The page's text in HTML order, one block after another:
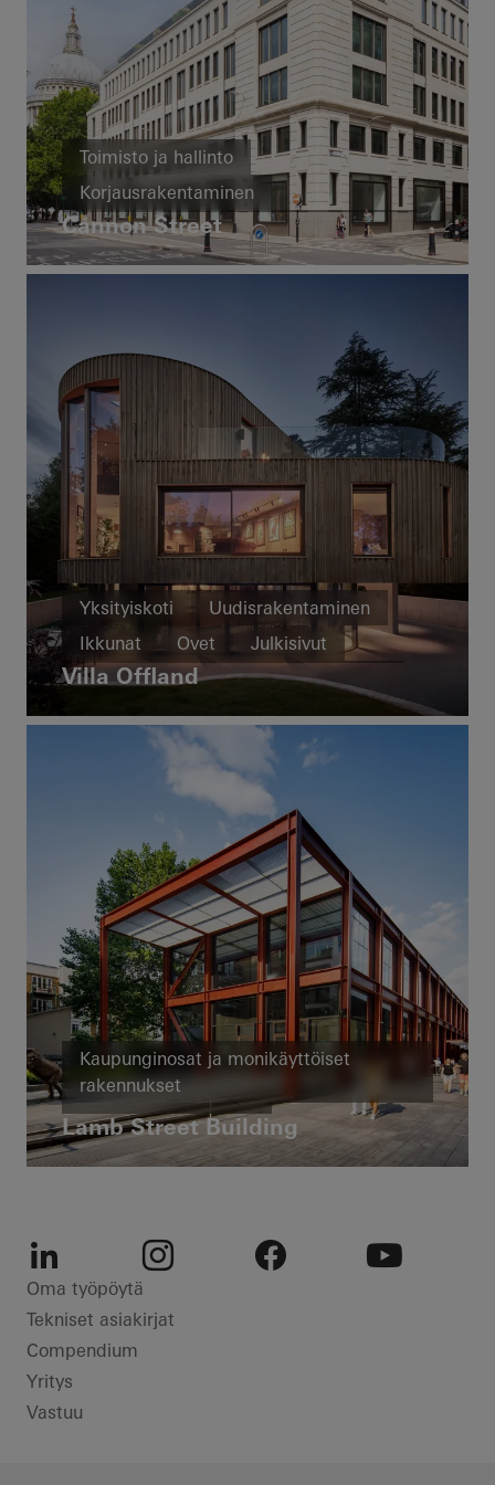
Toimisto ja hallinto
Korjausrakentaminen
Cradle-to-Cradle
BREEAM
Ovet
Julkisivut
United Kingdom
Cannon Street
Yksityiskoti
Uudisrakentaminen
Ikkunat
Ovet
Julkisivut
Liukuovet
United Kingdom
Villa Offland
Kaupunginosat ja monikäyttöiset
rakennukset
Korjausrakentaminen
United Kingdom
Lamb Street Building
LinkedIn Instagram
Oma työpöytä
Tekniset asiakirjat
Compendium
Yritys
Vastuu